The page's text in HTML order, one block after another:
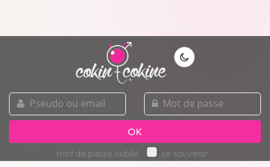
pseudo
ou
email
mot
de
passe
OK
mot de passe oublié
se souvenir